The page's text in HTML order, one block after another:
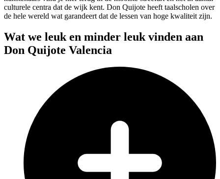
culturele centra dat de wijk kent. Don Quijote heeft taalscholen over
de hele wereld wat garandeert dat de lessen van hoge kwaliteit zijn.
Wat we leuk en minder leuk vinden aan
Don Quijote Valencia